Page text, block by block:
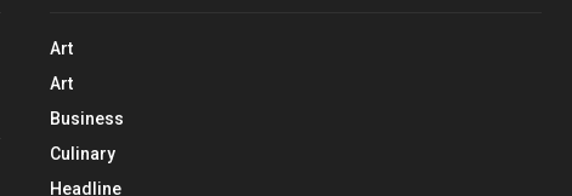
Art
Art
Business
Culinary
Headline